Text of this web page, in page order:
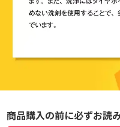
商品購入の前に必ずお読